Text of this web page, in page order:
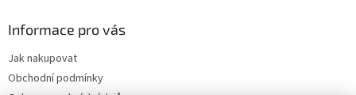
Informace pro vás
Jak nakupovat
Obchodní podmínky